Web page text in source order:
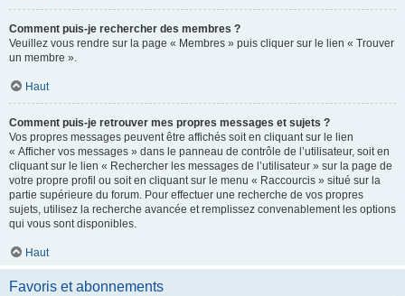
Comment puis-je rechercher des membres ?
Veuillez vous rendre sur la page « Membres » puis cliquer sur le lien « Trouver
un membre ».
Haut
Comment puis-je retrouver mes propres messages et sujets ?
Vos propres messages peuvent être affichés soit en cliquant sur le lien
« Afficher vos messages » dans le panneau de contrôle de l’utilisateur, soit en
cliquant sur le lien « Rechercher les messages de l’utilisateur » sur la page de
votre propre profil ou soit en cliquant sur le menu « Raccourcis » situé sur la
partie supérieure du forum. Pour effectuer une recherche de vos propres
sujets, utilisez la recherche avancée et remplissez convenablement les options
qui vous sont disponibles.
Haut
Favoris et abonnements